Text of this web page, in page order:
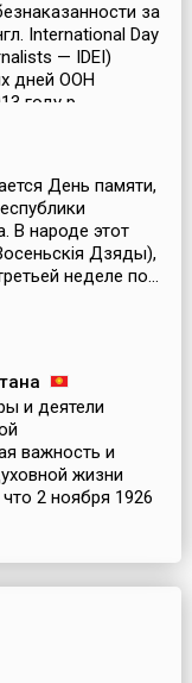
за
International Day
— IDEI)
дней ООН
году р...
День памяти,
В народе этот
Дзяды),
неделе по...
и деятели
важность и
жизни
2 ноября 1926